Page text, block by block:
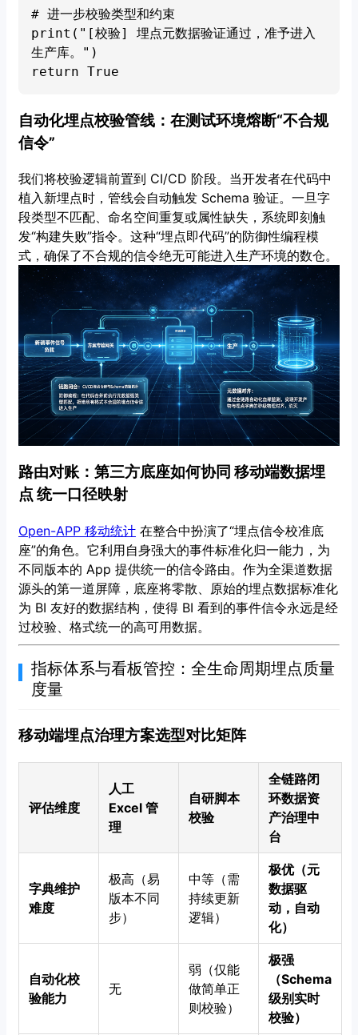
# 进一步校验类型和约束
print("[校验] 埋点元数据验证通过，准予进入
生产库。")
自动化埋点校验管线：在测试环境熔断“不合规
信令”
我们将校验逻辑前置到 CI/CD 阶段。当开发者在代码中
植入新埋点时，管线会自动触发 Schema 验证。一旦字
段类型不匹配、命名空间重复或属性缺失，系统即刻触
发“构建失败”指令。这种“埋点即代码”的防御性编程模
式，确保了不合规的信令绝无可能进入生产环境的数仓。
路由对账：第三方底座如何协同 移动端数据埋
点 统一口径映射
Open-APP 移动统计 在整合中扮演了“埋点信令校准底
座”的角色。它利用自身强大的事件标准化归一能力，为
不同版本的 App 提供统一的信令路由。作为全渠道数据
源头的第一道屏障，底座将零散、原始的埋点数据标准化
为 BI 友好的数据结构，使得 BI 看到的事件信令永远是经
过校验、格式统一的高可用数据。
指标体系与看板管控：全生命周期埋点质量
度量
移动端埋点治理方案选型对比矩阵
评估维度
人工
Excel 管
理
自研脚本
校验
全链路闭
环数据资
产治理中
台
字典维护
难度
极高（易
版本不同
步）
中等（需
持续更新
逻辑）
极优（元
数据驱
动，自动
化）
自动化校
验能力
无
弱（仅能
做简单正
则校验）
极强
（Schema
级别实时
校验）